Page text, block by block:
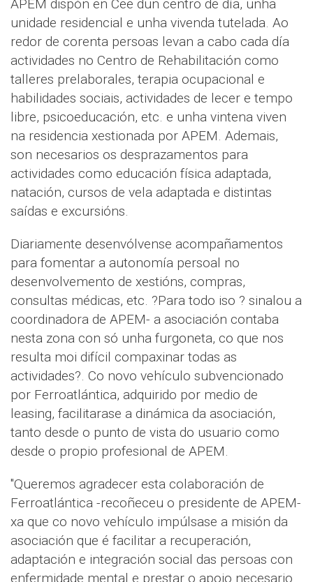
APEM dispón en Cee dun centro de día, unha
unidade residencial e unha vivenda tutelada. Ao
redor de corenta persoas levan a cabo cada día
actividades no Centro de Rehabilitación como
talleres prelaborales, terapia ocupacional e
habilidades sociais, actividades de lecer e tempo
libre, psicoeducación, etc. e unha vintena viven
na residencia xestionada por APEM. Ademais,
son necesarios os desprazamentos para
actividades como educación física adaptada,
natación, cursos de vela adaptada e distintas
saídas e excursións.
Diariamente desenvólvense acompañamentos
para fomentar a autonomía persoal no
desenvolvemento de xestións, compras,
consultas médicas, etc. ?Para todo iso ? sinalou a
coordinadora de APEM- a asociación contaba
nesta zona con só unha furgoneta, co que nos
resulta moi difícil compaxinar todas as
actividades?. Co novo vehículo subvencionado
por Ferroatlántica, adquirido por medio de
leasing, facilitarase a dinámica da asociación,
tanto desde o punto de vista do usuario como
desde o propio profesional de APEM.
"Queremos agradecer esta colaboración de
Ferroatlántica -recoñeceu o presidente de APEM-
xa que co novo vehículo impúlsase a misión da
asociación que é facilitar a recuperación,
adaptación e integración social das persoas con
enfermidade mental e prestar o apoio necesario